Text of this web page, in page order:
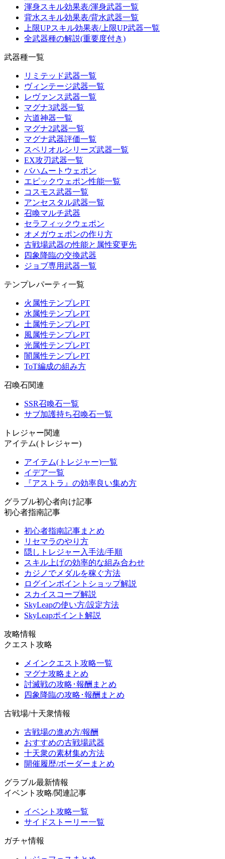
渾身スキル効果表/渾身武器一覧
背水スキル効果表/背水武器一覧
上限UPスキル効果表/上限UP武器一覧
全武器種の解説(重要度付き)
武器種一覧
リミテッド武器一覧
ヴィンテージ武器一覧
レヴァンス武器一覧
マグナ3武器一覧
六道神器一覧
マグナ2武器一覧
マグナ武器評価一覧
スペリオルシリーズ武器一覧
EX攻刃武器一覧
バハムートウェポン
エピックウェポン性能一覧
コスモス武器一覧
アンセスタル武器一覧
召喚マルチ武器
セラフィックウェポン
オメガウェポンの作り方
古戦場武器の性能と属性変更先
四象降臨の交換武器
ジョブ専用武器一覧
テンプレパーティ一覧
火属性テンプレPT
水属性テンプレPT
土属性テンプレPT
風属性テンプレPT
光属性テンプレPT
闇属性テンプレPT
ToT編成の組み方
召喚石関連
SSR召喚石一覧
サブ加護持ち召喚石一覧
トレジャー関連
アイテム(トレジャー)
アイテム(トレジャー)一覧
イデア一覧
『アストラ』の効率良い集め方
グラブル初心者向け記事
初心者指南記事
初心者指南記事まとめ
リセマラのやり方
隠しトレジャー入手法/手順
スキル上げの効率的な組み合わせ
カジノでメダルを稼ぐ方法
ログインポイントショップ解説
スカイスコープ解説
SkyLeapの使い方/設定方法
SkyLeapポイント解説
攻略情報
クエスト攻略
メインクエスト攻略一覧
マグナ攻略まとめ
討滅戦の攻略･報酬まとめ
四象降臨の攻略･報酬まとめ
古戦場/十天衆情報
古戦場の進め方/報酬
おすすめの古戦場武器
十天衆の素材集め方法
開催履歴/ボーダーまとめ
グラブル最新情報
イベント攻略/関連記事
イベント攻略一覧
サイドストーリー一覧
ガチャ情報